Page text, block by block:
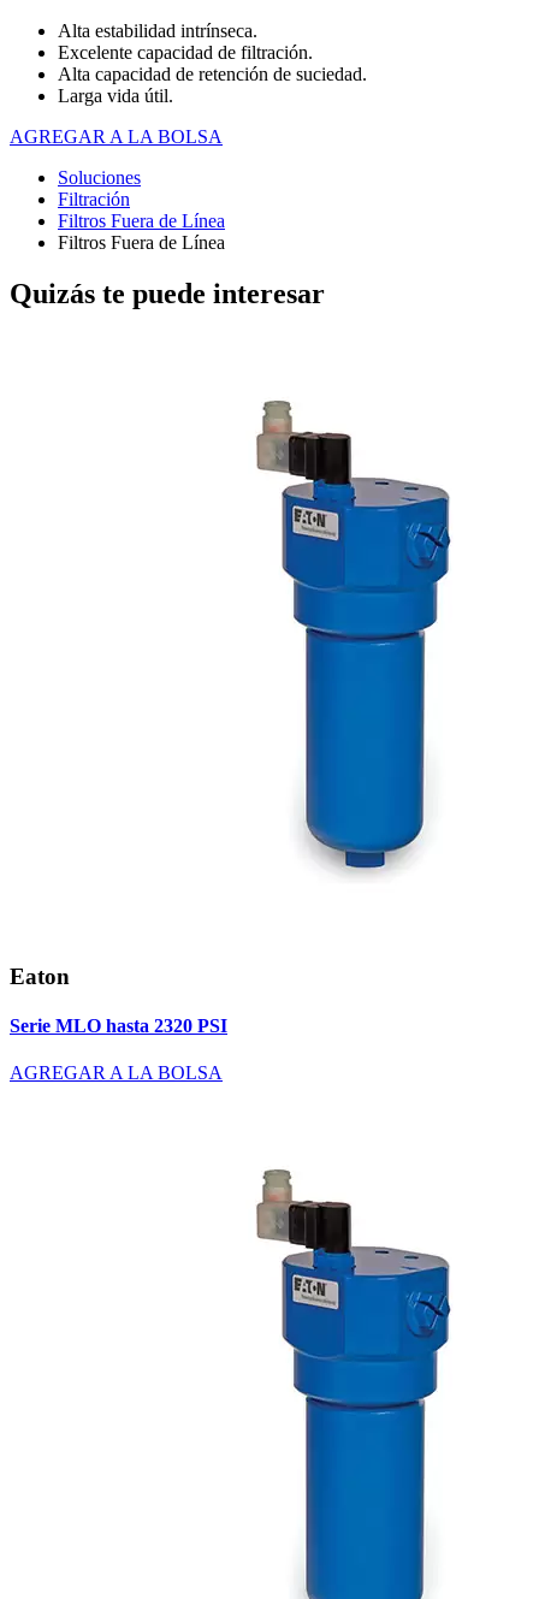
Alta estabilidad intrínseca.
Excelente capacidad de filtración.
Alta capacidad de retención de suciedad.
Larga vida útil.
AGREGAR A LA BOLSA
Soluciones
Filtración
Filtros Fuera de Línea
Filtros Fuera de Línea
Quizás te puede interesar
Eaton
Serie MLO hasta 2320 PSI
AGREGAR A LA BOLSA